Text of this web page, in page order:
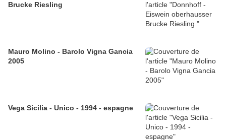
Brucke Riesling
Mauro Molino - Barolo Vigna Gancia
2005
Vega Sicilia - Unico - 1994 - espagne